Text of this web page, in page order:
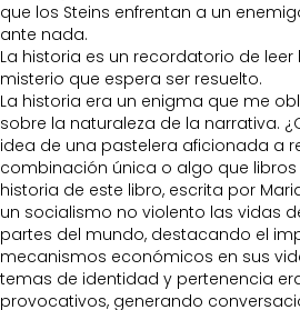
que los Steins enfrentan a un
ante nada.
La historia es un recordatorio de
misterio que espera ser resuelto.
La historia era un enigma que me
sobre la naturaleza de la narrativa.
idea de una pastelera aficionada a
combinación única o algo que libros
historia de este libro, escrita por
un socialismo no violento las vidas
partes del mundo, destacando el
mecanismos económicos en sus
temas de identidad y pertenencia
provocativos, generando